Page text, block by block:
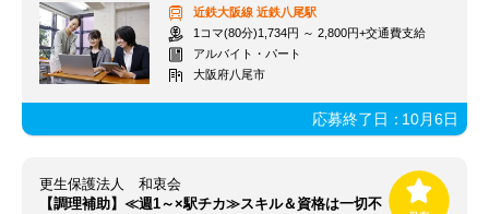
近鉄大阪線 近鉄八尾駅
1コマ(80分)1,734円 ～ 2,800円+交通費支給
アルバイト・パート
大阪府八尾市
応募終了日：10月6日
更生保護法人 和衷会
【調理補助】≪週1～×駅チカ≫スキル＆資格は一切不